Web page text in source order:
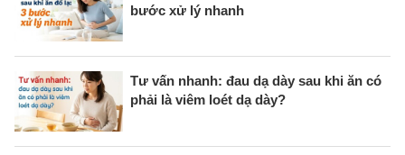
bước xử lý nhanh
Tư vấn nhanh: đau dạ dày sau khi ăn có
phải là viêm loét dạ dày?